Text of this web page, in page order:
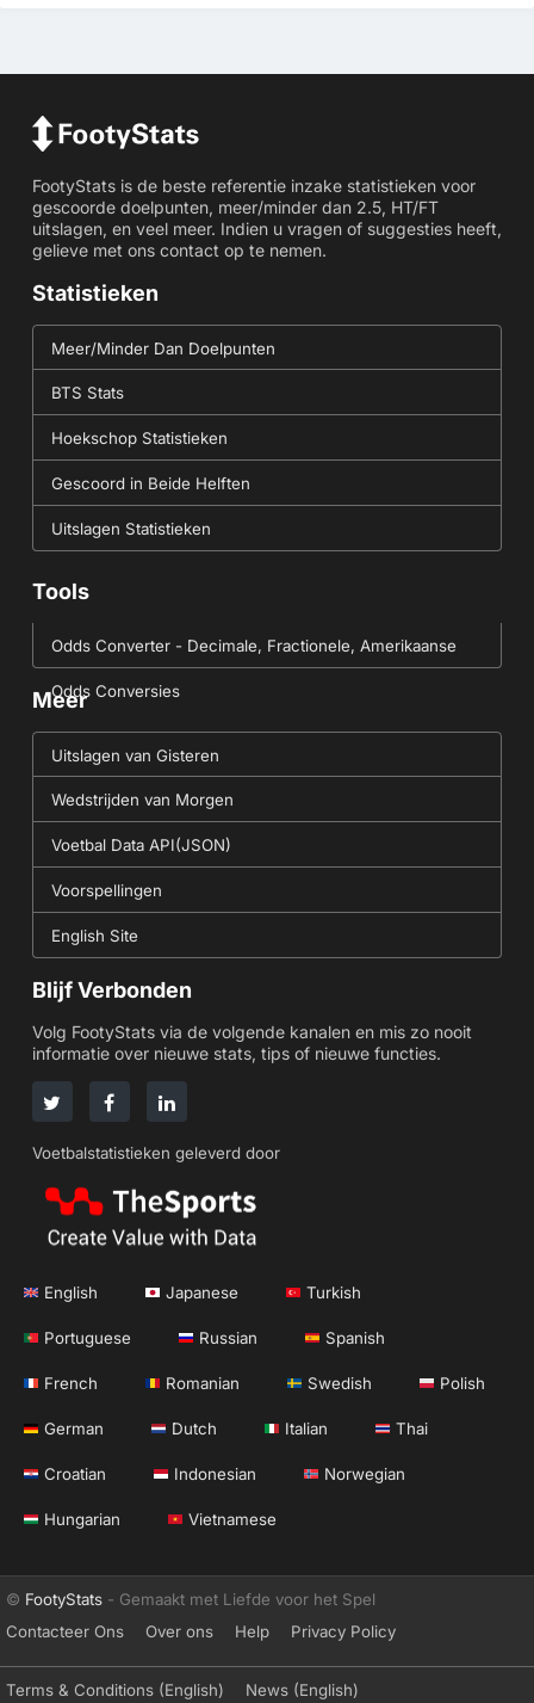
FootyStats is de beste referentie inzake statistieken voor
gescoorde doelpunten, meer/minder dan 2.5, HT/FT
uitslagen, en veel meer. Indien u vragen of suggesties heeft,
gelieve met ons contact op te nemen.
Statistieken
Meer/Minder Dan Doelpunten
BTS Stats
Hoekschop Statistieken
Gescoord in Beide Helften
Uitslagen Statistieken
Tools
Odds Converter - Decimale, Fractionele, Amerikaanse
Odds Conversies
Meer
Uitslagen van Gisteren
Wedstrijden van Morgen
Voetbal Data API(JSON)
Voorspellingen
English Site
Blijf Verbonden
Volg FootyStats via de volgende kanalen en mis zo nooit
informatie over nieuwe stats, tips of nieuwe functies.
Voetbalstatistieken geleverd door
English Japanese Turkish
Portuguese Russian Spanish
French Romanian Swedish Polish
German Dutch Italian Thai
Croatian Indonesian Norwegian
Hungarian Vietnamese
© FootyStats - Gemaakt met Liefde voor het Spel
Contacteer Ons
Over ons Help Privacy Policy
Terms & Conditions (English) News (English)